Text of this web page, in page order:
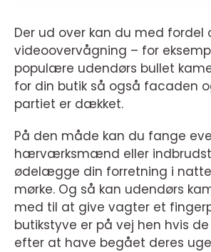
Der ud over kan du med
videoovervågning – for
populære udendørs bullet
for din butik så også facaden
partiet er dækket.
På den måde kan du fange
hærværksmænd eller
ødelægge din forretning i
mørke. Og så kan udendørs
med til at give vagter et
butikstyve er på vej hen hvis
efter at have begået deres